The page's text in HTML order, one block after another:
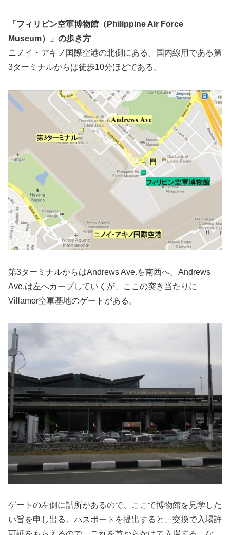
「フィリピン空軍博物館（Philippine Air Force
Museum）」の歩き方
ニノイ・アキノ国際空港の北側にある。国内線用である第
3ターミナルからは徒歩10分ほどである。
第3ターミナルからはAndrews Ave.を南西へ。Andrews
Ave.は左へカーブしていくが、ここの突き当たりに
Villamor空軍基地のゲートがある。
ゲートの左側に詰所があるので、ここで博物館を見学した
い旨を申し出る。パスポートを提出すると、交換で入場許